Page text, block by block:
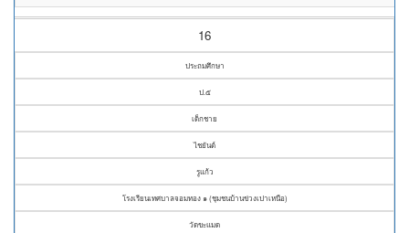
16
ประถมศึกษา
ป.๕
เด็กชาย
ไชยันต์
รูแก้ว
โรงเรียนเทศบาลจอมทอง ๑ (ชุมชนบ้านข่วงเปาเหนือ)
วัดขะแมด